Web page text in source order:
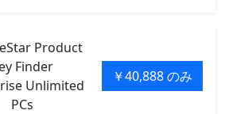
Product
Finder
Unlimited
PCs
￥40,888 のみ